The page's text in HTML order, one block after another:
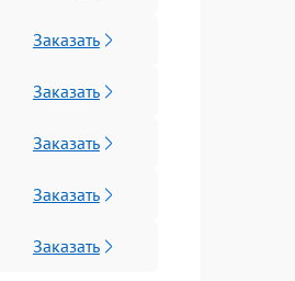
Заказать
Заказать
Заказать
Заказать
Заказать